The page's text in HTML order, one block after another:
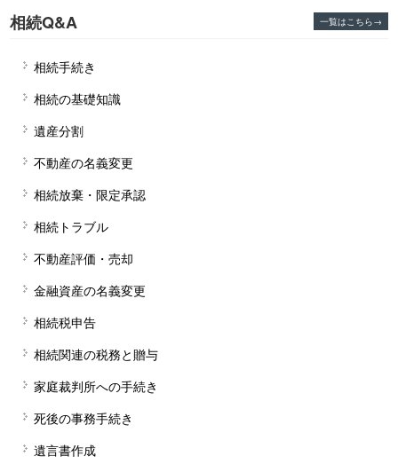
相続Q&A 一覧はこちら→
相続手続き
相続の基礎知識
遺産分割
不動産の名義変更
相続放棄・限定承認
相続トラブル
不動産評価・売却
金融資産の名義変更
相続税申告
相続関連の税務と贈与
家庭裁判所への手続き
死後の事務手続き
遺言書作成